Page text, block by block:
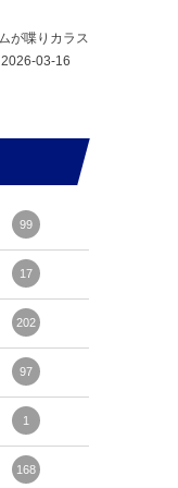
が喋りカラス
2026-03-16
99
17
202
97
1
168